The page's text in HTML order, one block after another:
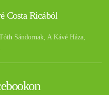
Costa Ricából
Sándornak, A Kávé Háza,